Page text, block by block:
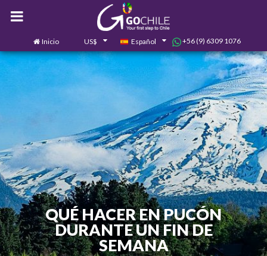
Inicio US$ Español +56 (9) 6309 1076
Contáctanos
QUÉ HACER EN PUCÓN
DURANTE UN FIN DE
SEMANA